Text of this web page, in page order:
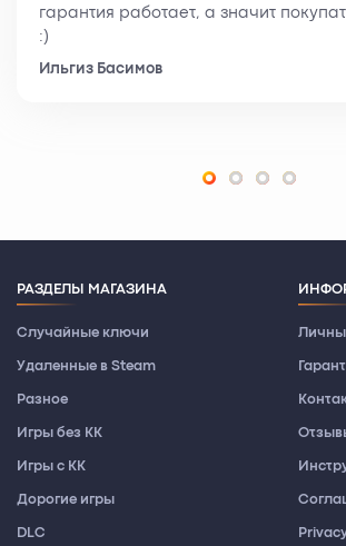
гарантия работает, а значит
:)
Ильгиз Басимов
РАЗДЕЛЫ МАГАЗИНА
Случайные ключи
Удаленные в Steam
Разное
Игры без КК
Игры с КК
Дорогие игры
DLC